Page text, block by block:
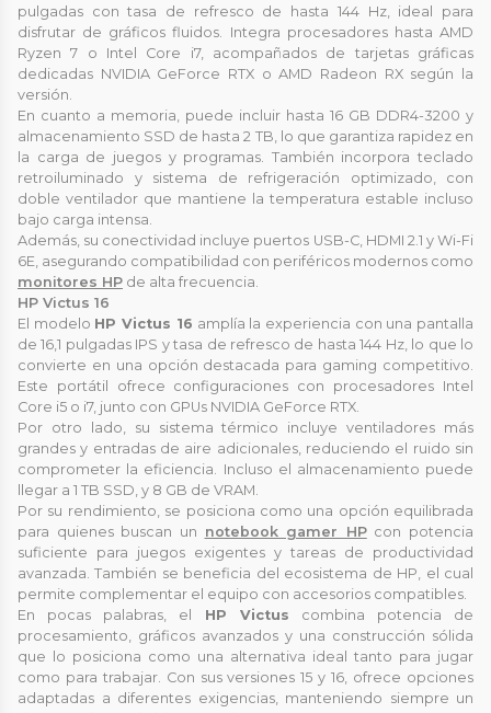
pulgadas con tasa de refresco de hasta 144 Hz, ideal para
disfrutar de gráficos fluidos. Integra procesadores hasta AMD
Ryzen 7 o Intel Core i7, acompañados de tarjetas gráficas
dedicadas NVIDIA GeForce RTX o AMD Radeon RX según la
versión.
En cuanto a memoria, puede incluir hasta 16 GB DDR4-3200 y
almacenamiento SSD de hasta 2 TB, lo que garantiza rapidez en
la carga de juegos y programas. También incorpora teclado
retroiluminado y sistema de refrigeración optimizado, con
doble ventilador que mantiene la temperatura estable incluso
bajo carga intensa.
Además, su conectividad incluye puertos USB-C, HDMI 2.1 y Wi-Fi
6E, asegurando compatibilidad con periféricos modernos como
monitores HP de alta frecuencia.
HP Victus 16
El modelo HP Victus 16 amplía la experiencia con una pantalla
de 16,1 pulgadas IPS y tasa de refresco de hasta 144 Hz, lo que lo
convierte en una opción destacada para gaming competitivo.
Este portátil ofrece configuraciones con procesadores Intel
Core i5 o i7, junto con GPUs NVIDIA GeForce RTX.
Por otro lado, su sistema térmico incluye ventiladores más
grandes y entradas de aire adicionales, reduciendo el ruido sin
comprometer la eficiencia. Incluso el almacenamiento puede
llegar a 1 TB SSD, y 8 GB de VRAM.
Por su rendimiento, se posiciona como una opción equilibrada
para quienes buscan un notebook gamer HPcon potencia
suficiente para juegos exigentes y tareas de productividad
avanzada. También se beneficia del ecosistema de HP, el cual
permite complementar el equipo con accesorios compatibles.
En pocas palabras, el HP Victus combina potencia de
procesamiento, gráficos avanzados y una construcción sólida
que lo posiciona como una alternativa ideal tanto para jugar
como para trabajar. Con sus versiones 15 y 16, ofrece opciones
adaptadas a diferentes exigencias, manteniendo siempre un